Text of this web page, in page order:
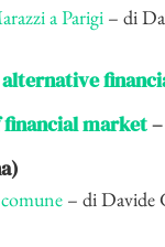
a Parigi– di
market–
– di Davide